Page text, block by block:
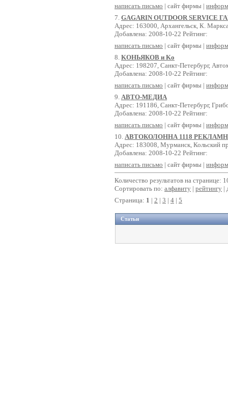
написать письмо | сайт фирмы |
7. GAGARIN OUTDOOR
Адрес: 163000, Архангельск, К.
Добавлена: 2008-10-22 Рейтинг:
написать письмо | сайт фирмы |
8. KОНЬЯКОВ и Kо
Адрес: 198207, Санкт-Петербург,
Добавлена: 2008-10-22 Рейтинг:
написать письмо | сайт фирмы |
9. АВТО-МЕДИА
Адрес: 191186, Санкт-Петербург,
Добавлена: 2008-10-22 Рейтинг:
написать письмо | сайт фирмы |
10. АВТОКОЛОННА 1118
Адрес: 183008, Мурманск, Кольский
Добавлена: 2008-10-22 Рейтинг:
написать письмо | сайт фирмы |
Количество результатов на странице:
Сортировать по: алфавиту | рейтингу |
Страница: 1 | 2 | 3 | 4 | 5
Статьи